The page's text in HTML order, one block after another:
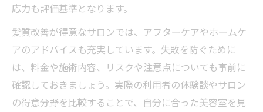
応力も評価基準となります。
髪質改善が得意なサロンでは、アフターケアやホームケ
アのアドバイスも充実しています。失敗を防ぐために
は、料金や施術内容、リスクや注意点についても事前に
確認しておきましょう。実際の利用者の体験談やサロン
の得意分野を比較することで、自分に合った美容室を見